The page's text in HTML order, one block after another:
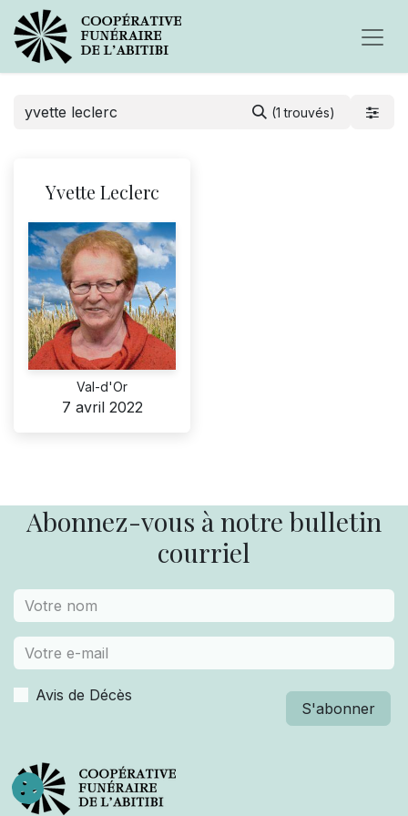
(1 trouvés)
Yvette Leclerc
Val-d'Or
7 avril 2022
Abonnez-vous à notre bulletin
courriel
Avis de Décès
S'abonner